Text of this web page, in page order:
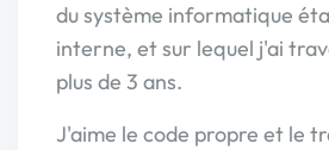
du système informatique
interne, et sur lequel j'ai
plus de 3 ans.
J'aime le code propre et le